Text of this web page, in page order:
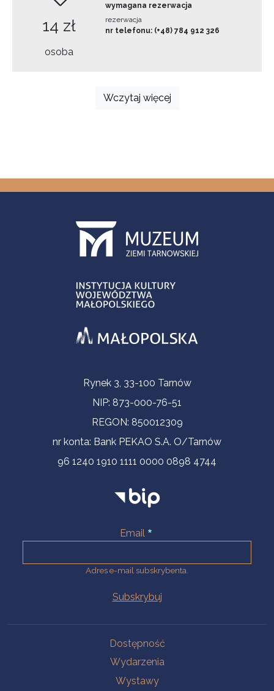
14 zł
osoba
wymagana rezerwacja
rezerwacja
nr telefonu: (+48) 784 912 326
Wczytaj więcej
Informacje kontaktoweRynek 3, 33-100 Tarnów
NIP: 873-000-76-51
REGON: 850012309
nr konta: Bank PEKAO S.A. O/Tarnów
96 1240 1910 1111 0000 0898 4744
Email
Adres e-mail subskrybenta.
Dostępność
Wydarzenia
Wystawy